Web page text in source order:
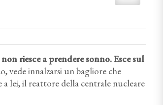
riesce a prendere sonno. Esce sul
vede innalzarsi un bagliore che
lei, il reattore della centrale nucleare